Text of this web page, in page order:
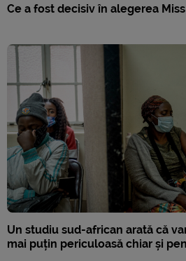
Ce a fost decisiv în alegerea
Un studiu sud-african arată că
mai puțin periculoasă chiar și